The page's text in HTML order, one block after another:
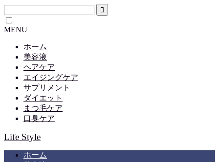
MENU
ホーム
美容液
ヘアケア
エイジングケア
サプリメント
ダイエット
まつ毛ケア
口臭ケア
Life Style
ホーム